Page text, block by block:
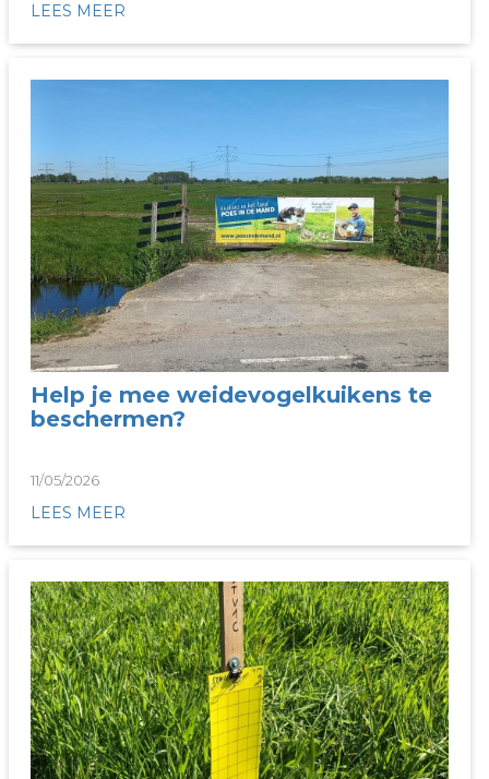
LEES MEER
Help je mee weidevogelkuikens te
beschermen?
11/05/2026
LEES MEER